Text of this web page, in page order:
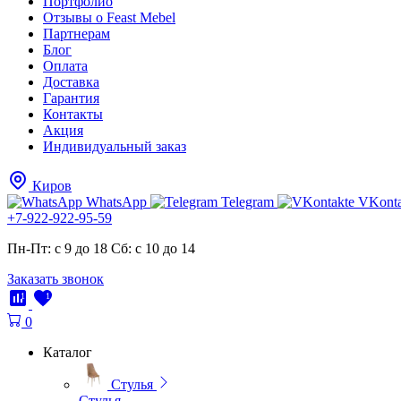
Отзывы о Feast Mebel
Партнерам
Блог
Оплата
Доставка
Гарантия
Контакты
Акция
Индивидуальный заказ
Киров
WhatsApp
Telegram
+7-922-922-95-59
Пн-Пт: с 9 до 18 Cб: с 10 до 14
Заказать звонок
1 1
0
Каталог
Стулья